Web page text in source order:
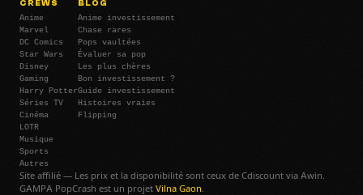
CREWS
Anime
Marvel
DC Comics
Star Wars
Disney
Gaming
Harry Potter
Séries TV
Cinéma
LOTR
Musique
Sports
Autres
BLOG
Anime investissement
Chase rares
Pops vaultées
Évaluer sa pop
Les plus chères
Bon investissement ?
Guide investissement
Histoires vraies
Flipping
Site affilié — Les prix et la disponibilité sont ceux de Cdiscount via Awin.
GAMPA PopCrash est un projet Vilna Gaon.